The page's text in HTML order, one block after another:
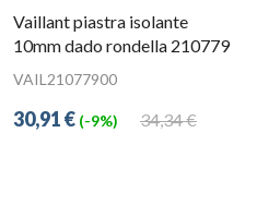
Vaillant piastra isolante
10mm dado rondella 210779
VAIL21077900
34,34 €
30,91 € (-9%)